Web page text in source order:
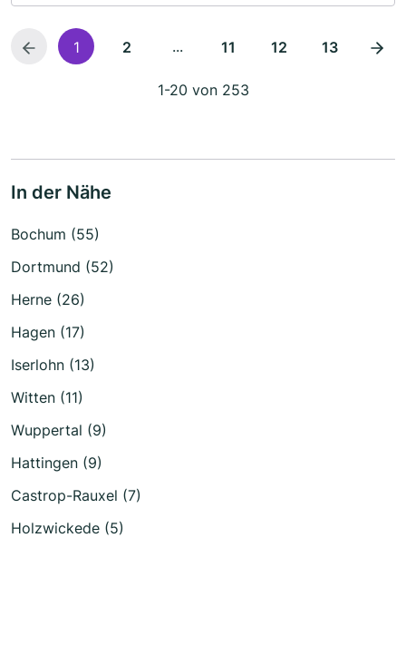
1 2 ... 11 12 13
1-20 von 253
In der Nähe
Bochum (55)
Dortmund (52)
Herne (26)
Hagen (17)
Iserlohn (13)
Witten (11)
Wuppertal (9)
Hattingen (9)
Castrop-Rauxel (7)
Holzwickede (5)